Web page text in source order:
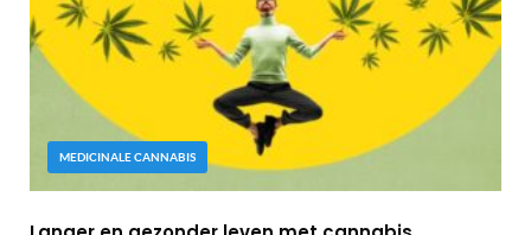
MEDICINALE CANNABIS